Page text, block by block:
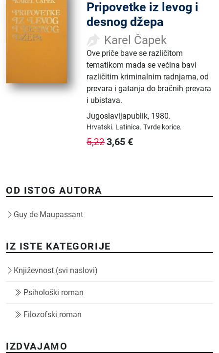
Pripovetke iz levog i
desnog džepa
Karel Čapek
Ove priče bave se različitom
tematikom mada se većina bavi
različitim kriminalnim radnjama, od
prevara i gatanja do bračnih prevara
i ubistava.
Jugoslavijapublik, 1980.
Hrvatski. Latinica.Tvrde korice.
5,223,65 €
OD ISTOG AUTORA
Guy de Maupassant
IZ ISTE KATEGORIJE
Književnost (svi naslovi)
Psihološki roman
Filozofski roman
IZDVAJAMO